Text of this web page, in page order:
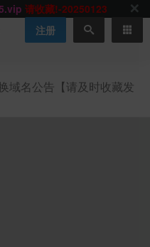
请收藏!
永不迷路！
请收藏!-20250123
永不迷路！
注册
域名公告【请及时收藏发